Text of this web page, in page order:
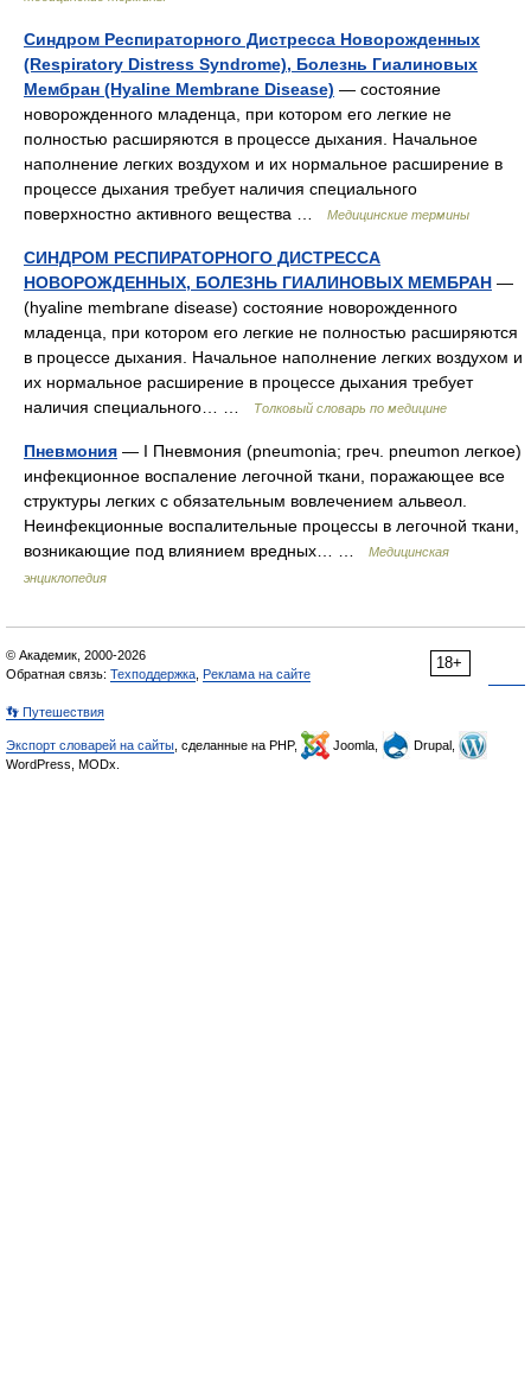
Синдром Респираторного Дистресса Новорожденных
(Respiratory Distress Syndrome), Болезнь Гиалиновых
Мембран (Hyaline Membrane Disease) — состояние
новорожденного младенца, при котором его легкие не
полностью расширяются в процессе дыхания. Начальное
наполнение легких воздухом и их нормальное расширение в
процессе дыхания требует наличия специального
поверхностно активного вещества …
Медицинские термины
СИНДРОМ РЕСПИРАТОРНОГО ДИСТРЕССА
НОВОРОЖДЕННЫХ, БОЛЕЗНЬ ГИАЛИНОВЫХ МЕМБРАН —
(hyaline membrane disease) состояние новорожденного
младенца, при котором его легкие не полностью расширяются
в процессе дыхания. Начальное наполнение легких воздухом и
их нормальное расширение в процессе дыхания требует
наличия специального… …
Толковый словарь по медицине
Пневмония — I Пневмония (pneumonia; греч. pneumon легкое)
инфекционное воспаление легочной ткани, поражающее все
структуры легких с обязательным вовлечением альвеол.
Неинфекционные воспалительные процессы в легочной ткани,
возникающие под влиянием вредных… …
Медицинская
энциклопедия
18+
© Академик, 2000-2026
Обратная связь: Техподдержка Реклама на сайте
👣 Путешествия
Экспорт словарей на сайты , сделанные на PHP, Joomla,
Drupal,
WordPress, MODx.